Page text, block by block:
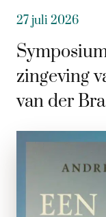
27 juli 2026
zingeving
van der